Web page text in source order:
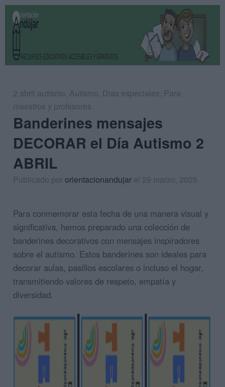
2 abril autismo, Autismo, Dias especiales, Para
maestros y profesores
Banderines mensajes
DECORAR el Día Autismo 2
ABRIL
Publicado pororientacionandujar el 29 marzo, 2025
Para conmemorar esta fecha de una manera visual y
significativa, hemos preparado una colección de
banderines decorativos con mensajes inspiradores
sobre el autismo. Estos banderines son ideales para
decorar aulas, pasillos escolares o incluso el hogar,
transmitiendo valores de respeto, empatía y
diversidad.